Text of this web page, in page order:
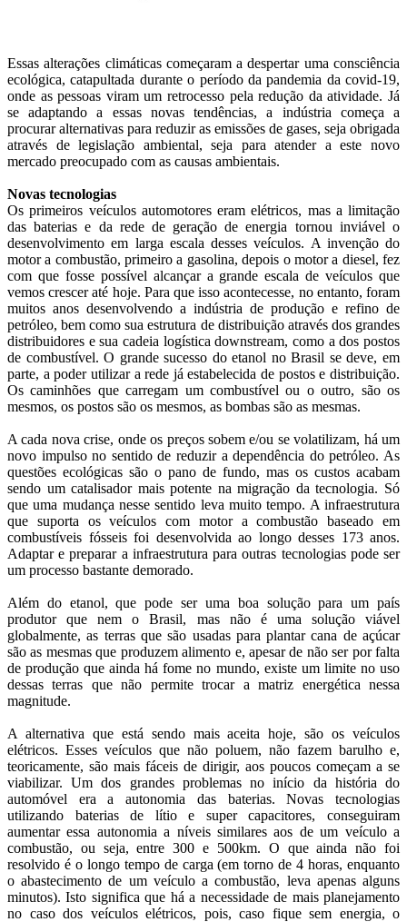
Essas alterações climáticas começaram a despertar uma consciência
ecológica, catapultada durante o período da pandemia da covid-19,
onde as pessoas viram um retrocesso pela redução da atividade. Já
se adaptando a essas novas tendências, a indústria começa a
procurar alternativas para reduzir as emissões de gases, seja obrigada
através de legislação ambiental, seja para atender a este novo
mercado preocupado com as causas ambientais.
Novas tecnologias
Os primeiros veículos automotores eram elétricos, mas a limitação
das baterias e da rede de geração de energia tornou inviável o
desenvolvimento em larga escala desses veículos. A invenção do
motor a combustão, primeiro a gasolina, depois o motor a diesel, fez
com que fosse possível alcançar a grande escala de veículos que
vemos crescer até hoje. Para que isso acontecesse, no entanto, foram
muitos anos desenvolvendo a indústria de produção e refino de
petróleo, bem como sua estrutura de distribuição através dos grandes
distribuidores e sua cadeia logística downstream, como a dos postos
de combustível. O grande sucesso do etanol no Brasil se deve, em
parte, a poder utilizar a rede já estabelecida de postos e distribuição.
Os caminhões que carregam um combustível ou o outro, são os
mesmos, os postos são os mesmos, as bombas são as mesmas.
A cada nova crise, onde os preços sobem e/ou se volatilizam, há um
novo impulso no sentido de reduzir a dependência do petróleo. As
questões ecológicas são o pano de fundo, mas os custos acabam
sendo um catalisador mais potente na migração da tecnologia. Só
que uma mudança nesse sentido leva muito tempo. A infraestrutura
que suporta os veículos com motor a combustão baseado em
combustíveis fósseis foi desenvolvida ao longo desses 173 anos.
Adaptar e preparar a infraestrutura para outras tecnologias pode ser
um processo bastante demorado.
Além do etanol, que pode ser uma boa solução para um país
produtor que nem o Brasil, mas não é uma solução viável
globalmente, as terras que são usadas para plantar cana de açúcar
são as mesmas que produzem alimento e, apesar de não ser por falta
de produção que ainda há fome no mundo, existe um limite no uso
dessas terras que não permite trocar a matriz energética nessa
magnitude.
A alternativa que está sendo mais aceita hoje, são os veículos
elétricos. Esses veículos que não poluem, não fazem barulho e,
teoricamente, são mais fáceis de dirigir, aos poucos começam a se
viabilizar. Um dos grandes problemas no início da história do
automóvel era a autonomia das baterias. Novas tecnologias
utilizando baterias de lítio e super capacitores, conseguiram
aumentar essa autonomia a níveis similares aos de um veículo a
combustão, ou seja, entre 300 e 500km. O que ainda não foi
resolvido é o longo tempo de carga (em torno de 4 horas, enquanto
o abastecimento de um veículo a combustão, leva apenas alguns
minutos). Isto significa que há a necessidade de mais planejamento
no caso dos veículos elétricos, pois, caso fique sem energia, o